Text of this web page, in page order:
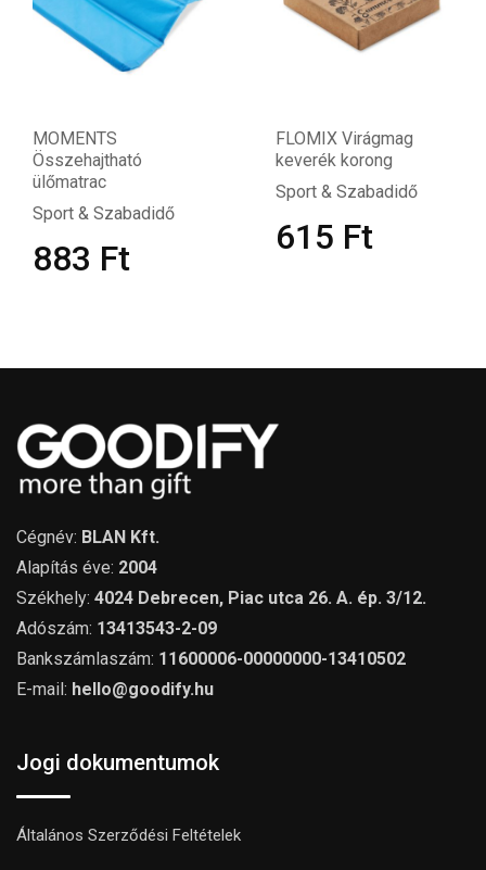
MOMENTS
Összehajtható
ülőmatrac
Sport & Szabadidő
883 Ft
FLOMIX Virágmag
keverék korong
Sport & Szabadidő
615 Ft
Cégnév: BLAN Kft.
Alapítás éve: 2004
Székhely: 4024 Debrecen, Piac utca 26. A. ép. 3/12.
Adószám: 13413543-2-09
Bankszámlaszám: 11600006-00000000-13410502
E-mail: hello@goodify.hu
Jogi dokumentumok
Általános Szerződési Feltételek